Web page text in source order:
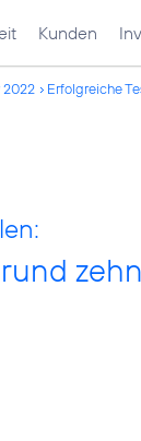
Kunden
2022 Erfolgreiche